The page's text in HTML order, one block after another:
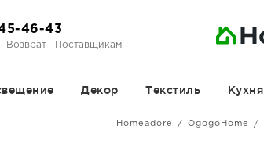
46-43
Возврат Поставщикам
Декор Текстиль Кухня
Homeadore OgogoHome